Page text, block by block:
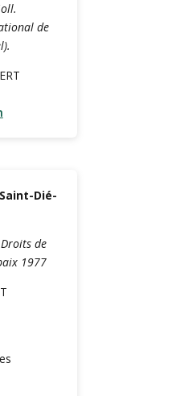
de
Dié-
de
1977